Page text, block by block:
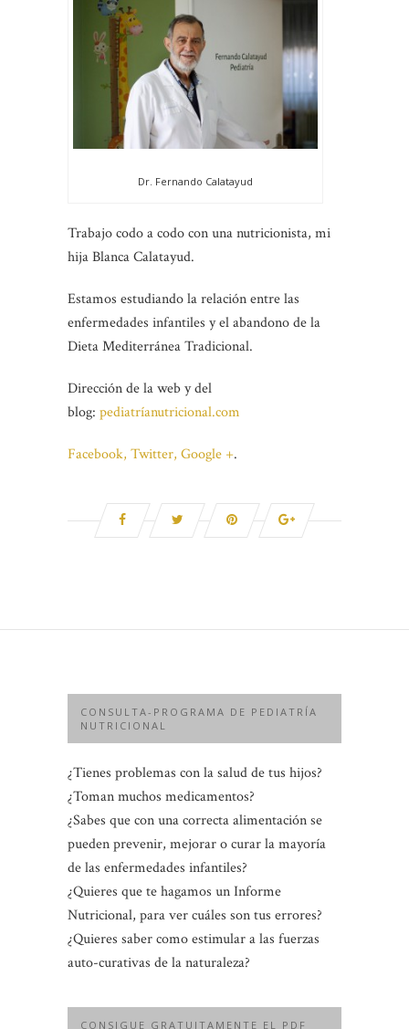
Dr. Fernando Calatayud
Trabajo codo a codo con una nutricionista, mi
hija Blanca Calatayud.
Estamos estudiando la relación entre las
enfermedades infantiles y el abandono de la
Dieta Mediterránea Tradicional.
Dirección de la web y del
blog: pediatríanutricional.com
Facebook, Twitter, Google +.
CONSULTA-PROGRAMA DE PEDIATRÍA
NUTRICIONAL
¿Tienes problemas con la salud de tus hijos?
¿Toman muchos medicamentos?
¿Sabes que con una correcta alimentación se
pueden prevenir, mejorar o curar la mayoría
de las enfermedades infantiles?
¿Quieres que te hagamos un Informe
Nutricional, para ver cuáles son tus errores?
¿Quieres saber como estimular a las fuerzas
auto-curativas de la naturaleza?
CONSIGUE GRATUITAMENTE EL PDF